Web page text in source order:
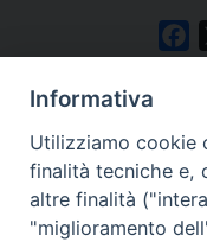
Informativa
Utilizziamo cookie
finalità tecniche e,
altre finalità
"miglioramento